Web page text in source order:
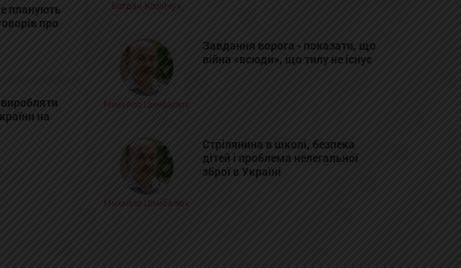
планують
про
на
Богдан Козійчук
Михайло Цимбалюк
Завдання ворога - показати, що
війна «всюди», що тилу не існує
Михайло Цимбалюк
Стрілянина в школі, безпека
дітей і проблема нелегальної
зброї в Україні